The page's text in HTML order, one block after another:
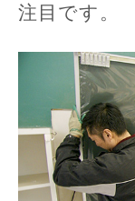
注目です。